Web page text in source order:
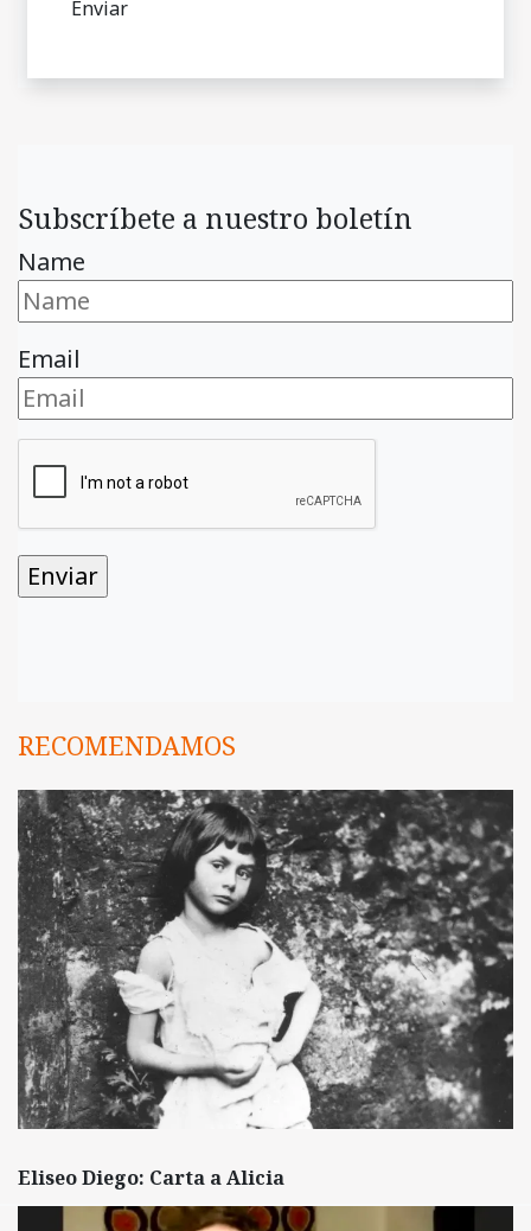
Subscríbete a nuestro boletín
Name
Email
RECOMENDAMOS
Eliseo Diego: Carta a Alicia